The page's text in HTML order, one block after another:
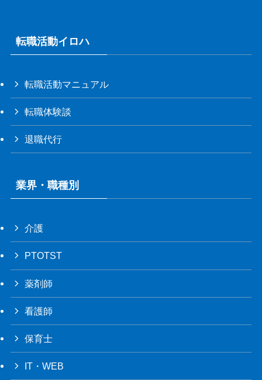
転職活動イロハ
転職活動マニュアル
転職体験談
退職代行
業界・職種別
介護
PTOTST
薬剤師
看護師
保育士
IT・WEB